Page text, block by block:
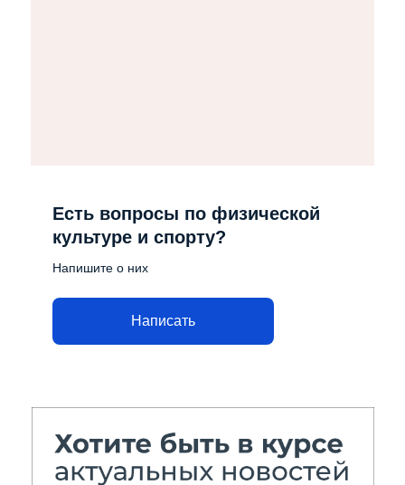
Есть вопросы по физической
культуре и спорту?
Напишите о них
Написать